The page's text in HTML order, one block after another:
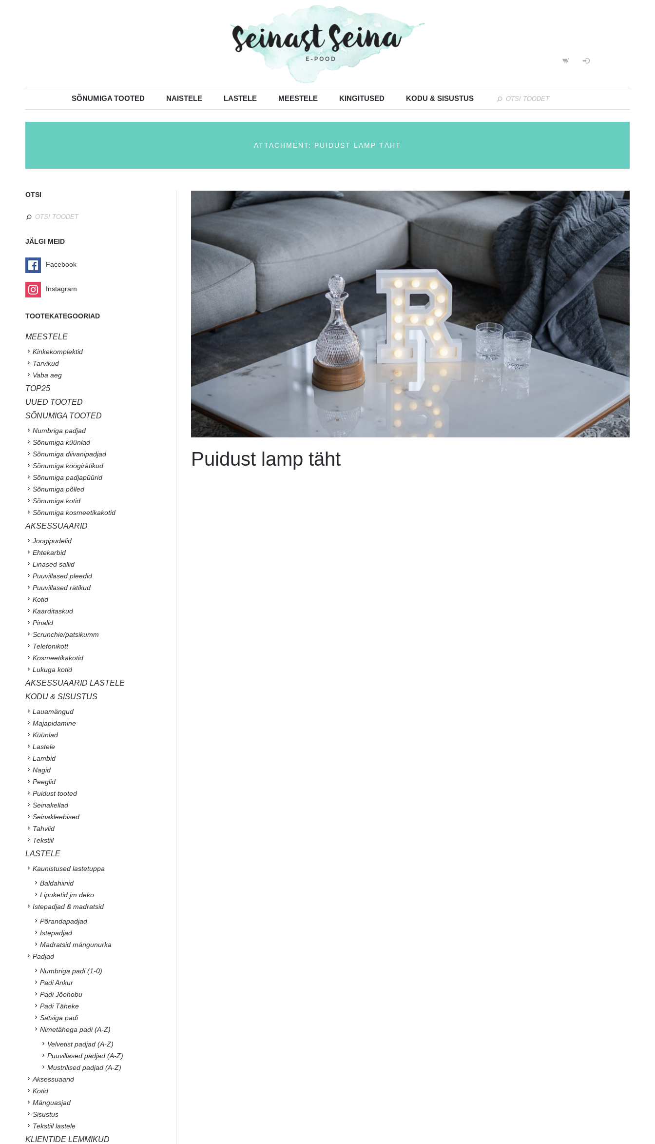
SÕNUMIGA TOOTED NAISTELE LASTELE MEESTELE KINGITUSED KODU & SISUSTUS
ATTACHMENT: PUIDUST LAMP TÄHT
Puidust lamp täht
OTSI
JÄLGI MEID
Facebook
Instagram
TOOTEKATEGOORIAD
MEESTELE
Kinkekomplektid
Tarvikud
Vaba aeg
TOP25
UUED TOOTED
SÕNUMIGA TOOTED
Numbriga padjad
Sõnumiga küünlad
Sõnumiga diivanipadjad
Sõnumiga köögirätikud
Sõnumiga padjapüürid
Sõnumiga põlled
Sõnumiga kotid
Sõnumiga kosmeetikakotid
AKSESSUAARID
Joogipudelid
Ehtekarbid
Linased sallid
Puuvillased pleedid
Puuvillased rätikud
Kotid
Kaarditaskud
Pinalid
Scrunchie/patsikumm
Telefonikott
Kosmeetikakotid
Lukuga kotid
AKSESSUAARID LASTELE
KODU & SISUSTUS
Lauamängud
Majapidamine
Küünlad
Lastele
Lambid
Nagid
Peeglid
Puidust tooted
Seinakellad
Seinakleebised
Tahvlid
Tekstiil
LASTELE
Kaunistused lastetuppa
Baldahiinid
Lipuketid jm deko
Istepadjad & madratsid
Põrandapadjad
Istepadjad
Madratsid mängunurka
Padjad
Numbriga padi (1-0)
Padi Ankur
Padi Jõehobu
Padi Täheke
Satsiga padi
Nimetähega padi (A-Z)
Velvetist padjad (A-Z)
Puuvillased padjad (A-Z)
Mustrilised padjad (A-Z)
Aksessuaarid
Kotid
Mänguasjad
Sisustus
Tekstiil lastele
KLIENTIDE LEMMIKUD